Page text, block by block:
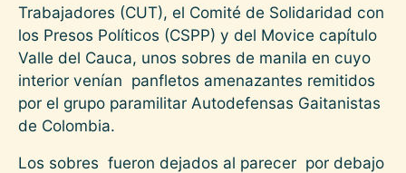
Trabajadores (CUT), el Comité de Solidaridad con
los Presos Políticos (CSPP) y del Movice capítulo
Valle del Cauca, unos sobres de manila en cuyo
interior venían panfletos amenazantes remitidos
por el grupo paramilitar Autodefensas Gaitanistas
de Colombia.
Los sobres fueron dejados al parecer por debajo